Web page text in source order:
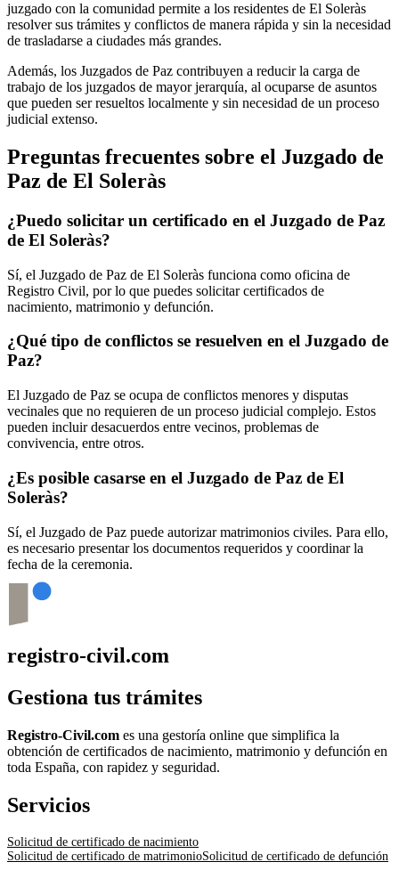
juzgado con la comunidad permite a los residentes de El Soleràs
resolver sus trámites y conflictos de manera rápida y sin la necesidad
de trasladarse a ciudades más grandes.
Además, los Juzgados de Paz contribuyen a reducir la carga de
trabajo de los juzgados de mayor jerarquía, al ocuparse de asuntos
que pueden ser resueltos localmente y sin necesidad de un proceso
judicial extenso.
Preguntas frecuentes sobre el Juzgado de
Paz de El Soleràs
¿Puedo solicitar un certificado en el Juzgado de Paz
de El Soleràs?
Sí, el Juzgado de Paz de El Soleràs funciona como oficina de
Registro Civil, por lo que puedes solicitar certificados de
nacimiento, matrimonio y defunción.
¿Qué tipo de conflictos se resuelven en el Juzgado de
Paz?
El Juzgado de Paz se ocupa de conflictos menores y disputas
vecinales que no requieren de un proceso judicial complejo. Estos
pueden incluir desacuerdos entre vecinos, problemas de
convivencia, entre otros.
¿Es posible casarse en el Juzgado de Paz de El
Soleràs?
Sí, el Juzgado de Paz puede autorizar matrimonios civiles. Para ello,
es necesario presentar los documentos requeridos y coordinar la
fecha de la ceremonia.
registro-civil.com
Gestiona tus trámites
Registro-Civil.com es una gestoría online que simplifica la
obtención de certificados de nacimiento, matrimonio y defunción en
toda España, con rapidez y seguridad.
Servicios
Solicitud de certificado de nacimiento
Solicitud de certificado de matrimonioSolicitud de certificado de defunción